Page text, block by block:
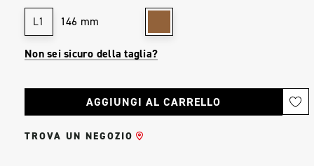
L1 146 mm
Non sei sicuro della taglia?
attuale:
TROVA UN NEGOZIO